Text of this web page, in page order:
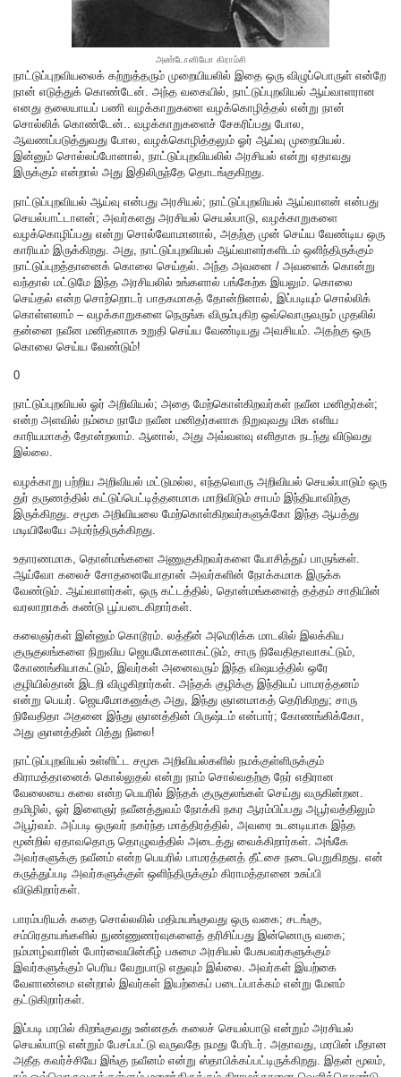
அண்டோனியோ கிராம்சி
நாட்டுப்புறவியலைக் கற்றுத்தரும் முறையியலில் இதை ஒரு விழுப்பொருள் என்றே
நான் எடுத்துக் கொண்டேன். அந்த வகையில், நாட்டுப்புறவியல் ஆய்வாளரான
எனது தலையாயப் பணி வழக்காறுகளை வழக்கொழித்தல் என்று நான்
சொல்லிக் கொண்டேன்.. வழக்காறுகளைச் சேகரிப்பது போல,
ஆவணப்படுத்துவது போல, வழக்கொழித்தலும் ஓர் ஆய்வு முறையியல்.
இன்னும் சொல்லப்போனால், நாட்டுப்புறவியலில் அரசியல் என்று ஏதாவது
இருக்கும் என்றால் அது இதிலிருந்தே தொடங்குகிறது.
நாட்டுப்புறவியல் ஆய்வு என்பது அரசியல்; நாட்டுப்புறவியல் ஆய்வாளன் என்பது
செயல்பாட்டாளன்; அவர்களது அரசியல் செயல்பாடு, வழக்காறுகளை
வழக்கொழிப்பது என்று சொல்வோமானால், அதற்கு முன் செய்ய வேண்டிய ஒரு
காரியம் இருக்கிறது. அது, நாட்டுப்புறவியல் ஆய்வாளர்களிடம் ஒளிந்திருக்கும்
நாட்டுப்புறத்தானைக் கொலை செய்தல். அந்த அவனை / அவளைக் கொன்று
வந்தால் மட்டுமே இந்த அரசியலில் உங்களால் பங்கேற்க இயலும். கொலை
செய்தல் என்ற சொற்றொடர் பாதகமாகத் தோன்றினால், இப்படியும் சொல்லிக்
கொள்ளலாம் – வழக்காறுகளை நெருங்க விரும்புகிற ஒவ்வொருவரும் முதலில்
தன்னை நவீன மனிதனாக உறுதி செய்ய வேண்டியது அவசியம். அதற்கு ஒரு
கொலை செய்ய வேண்டும்!
0
நாட்டுப்புறவியல் ஓர் அறிவியல்; அதை மேற்கொள்கிறவர்கள் நவீன மனிதர்கள்;
என்ற அளவில் நம்மை நாமே நவீன மனிதர்களாக நிறுவுவது மிக எளிய
காரியமாகத் தோன்றலாம். ஆனால், அது அவ்வளவு எளிதாக நடந்து விடுவது
இல்லை.
வழக்காறு பற்றிய அறிவியல் மட்டுமல்ல, எந்தவொரு அறிவியல் செயல்பாடும் ஒரு
துர் தருணத்தில் கட்டுப்பெட்டித்தனமாக மாறிவிடும் சாபம் இந்தியாவிற்கு
இருக்கிறது. சமூக அறிவியலை மேற்கொள்கிறவர்களுக்கோ இந்த ஆபத்து
மடியிலேயே அமர்ந்திருக்கிறது.
உதாரணமாக, தொன்மங்களை அணுகுகிறவர்களை யோசித்துப் பாருங்கள்.
ஆய்வோ கலைச் சோதனையோதான் அவர்களின் நோக்கமாக இருக்க
வேண்டும். ஆய்வாளர்கள், ஒரு கட்டத்தில், தொன்மங்களைத் தத்தம் சாதியின்
வரலாறாகக் கண்டு பூப்படைகிறார்கள்.
கலைஞர்கள் இன்னும் கொடூரம். லத்தீன் அமெரிக்க மாடலில் இலக்கிய
குருகுலங்களை நிறுவிய ஜெயமோகனாகட்டும், சாரு நிவேதிதாவாகட்டும்,
கோணங்கியாகட்டும், இவர்கள் அனைவரும் இந்த விஷயத்தில் ஒரே
குழியில்தான் இடறி விழுகிறார்கள். அந்தக் குழிக்கு இந்தியப் பாமரத்தனம்
என்று பெயர். ஜெயமோகனுக்கு அது, இந்து ஞானமாகத் தெரிகிறது; சாரு
நிவேதிதா அதனை இந்து ஞானத்தின் பிருஷ்டம் என்பார்; கோணங்கிக்கோ,
அது ஞானத்தின் பித்து நிலை!
நாட்டுப்புறவியல் உள்ளிட்ட சமூக அறிவியல்களில் நமக்குள்ளிருக்கும்
கிராமத்தானைக் கொல்லுதல் என்று நாம் சொல்வதற்கு நேர் எதிரான
வேலையை கலை என்ற பெயரில் இந்தக் குருகுலங்கள் செய்து வருகின்றன.
தமிழில், ஓர் இளைஞர் நவீனத்துவம் நோக்கி நகர ஆரம்பிப்பது அபூர்வத்திலும்
அபூர்வம். அப்படி ஒருவர் நகர்ந்த மாத்திரத்தில், அவரை உடனடியாக இந்த
மூன்றில் ஏதாவதொரு தொழுவத்தில் அடைத்து வைக்கிறார்கள். அங்கே
அவர்களுக்கு நவீனம் என்ற பெயரில் பாமரத்தனத் தீட்சை நடைபெறுகிறது. என்
கருத்துப்படி அவர்களுக்குள் ஒளிந்திருக்கும் கிராமத்தானை உசுப்பி
விடுகிறார்கள்.
பாரம்பரியக் கதை சொல்லலில் மதிமயங்குவது ஒரு வகை; சடங்கு,
சம்பிரதாயங்களில் நுண்ணுணர்வுகளைத் தரிசிப்பது இன்னொரு வகை;
நம்மாழ்வாரின் போர்வையின்கீழ் பசுமை அரசியல் பேசுபவர்களுக்கும்
இவர்களுக்கும் பெரிய வேறுபாடு எதுவும் இல்லை. அவர்கள் இயற்கை
வேளாண்மை என்றால் இவர்கள் இயற்கைப் படைப்பாக்கம் என்று மேளம்
தட்டுகிறார்கள்.
இப்படி மரபில் கிறங்குவது உன்னதக் கலைச் செயல்பாடு என்றும் அரசியல்
செயல்பாடு என்றும் பேசப்பட்டு வருவதே நமது பேரிடர். அதாவது, மரபின் மீதான
அதீத கவர்ச்சியே இங்கு நவீனம் என்று ஸ்தாபிக்கப்பட்டிருக்கிறது. இதன் மூலம்,